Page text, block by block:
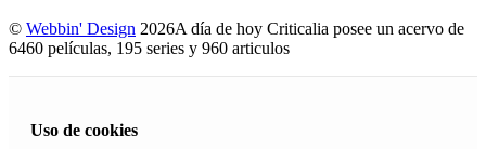
© Webbin' Design 2026A día de hoy Criticalia posee un acervo de
6460 películas, 195 series y 960 articulos
Uso de cookies